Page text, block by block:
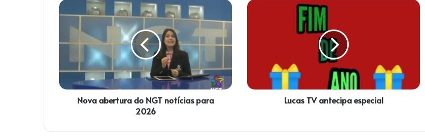
N
o
a
t
d
Nova abertura do NGT notícias para
2026
L
n
i
Lucas TV antecipa especial